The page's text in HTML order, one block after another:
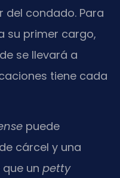
del condado. Para
su primer cargo,
se llevará a
tiene cada
puede
cárcel y una
un petty